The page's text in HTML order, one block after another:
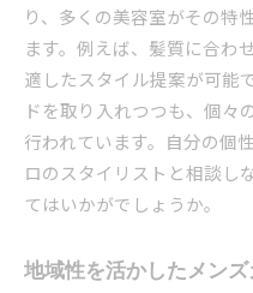
り、多くの美容室がその特
ます。例えば、髪質に合わ
適したスタイル提案が可能
ドを取り入れつつも、個々
行われています。自分の個
ロのスタイリストと相談し
てはいかがでしょうか。
地域性を活かしたメン